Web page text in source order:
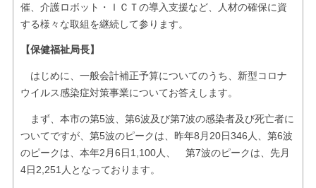
催、介護ロボット・ＩＣＴの導入支援など、人材の確保に資
する様々な取組を継続して参ります。
【保健福祉局長】
はじめに、一般会計補正予算についてのうち、新型コロナ
ウイルス感染症対策事業についてお答えします。
まず、本市の第5波、第6波及び第7波の感染者及び死亡者に
ついてですが、第5波のピークは、昨年8月20日346人、第6波
のピークは、本年2月6日1,100人、 第7波のピークは、先月
4日2,251人となっております。